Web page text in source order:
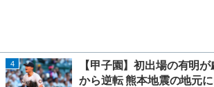
4
【甲子園】初出場の有明
から逆転 熊本地震の地元